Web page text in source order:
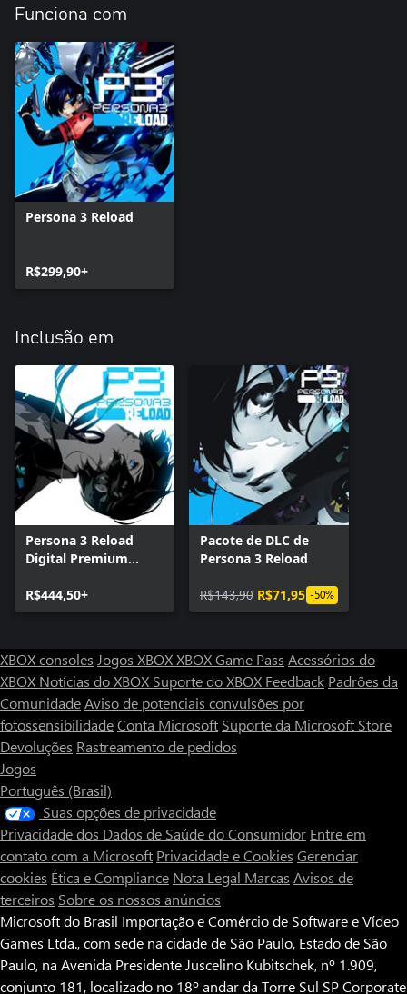
Funciona com
Persona 3 Reload
R$299,90+
Inclusão em
Persona 3 Reload
Digital Premium
R$444,50+
Pacote de DLC de
Persona 3 Reload
R$143,90 R$71,95 -50%
XBOX consoles Jogos XBOXXBOX Game Pass Acessórios do
XBOX Notícias do XBOX Suporte do XBOX Feedback Padrões da
ComunidadeAviso de potenciais convulsões por
fotossensibilidadeConta Microsoft Suporte da Microsoft Store
Devoluções Rastreamento de pedidos
Jogos
Português (Brasil)
Suas opções de privacidade
Privacidade dos Dados de Saúde do Consumidor Entre em
contato com a Microsoft Privacidade e Cookies Gerenciar
cookies Ética e Compliance Nota Legal Marcas Avisos de
terceiros Sobre os nossos anúncios
Microsoft do Brasil Importação e Comércio de Software e Vídeo
Games Ltda., com sede na cidade de São Paulo, Estado de São
Paulo, na Avenida Presidente Juscelino Kubitschek, nº 1.909,
conjunto 181, localizado no 18º andar da Torre Sul SP Corporate